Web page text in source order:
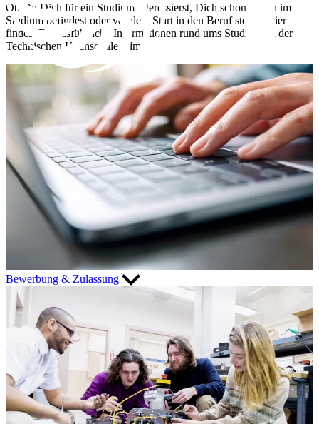
Ob Du Dich für ein Studium interessierst, Dich schon mitten im
Studium befindest oder vor dem Start in den Beruf stehst - hier
findest Du ausführliche Informationen rund ums Studium an der
Technischen Hochschule Ulm.
Bewerbung & Zulassung